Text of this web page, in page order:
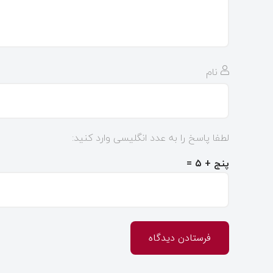
نام
لطفا پاسخ را به عدد انگلیسی وارد کنید:
پنج + ۵ =